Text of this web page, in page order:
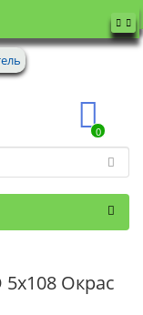
0
5x108 Окрас